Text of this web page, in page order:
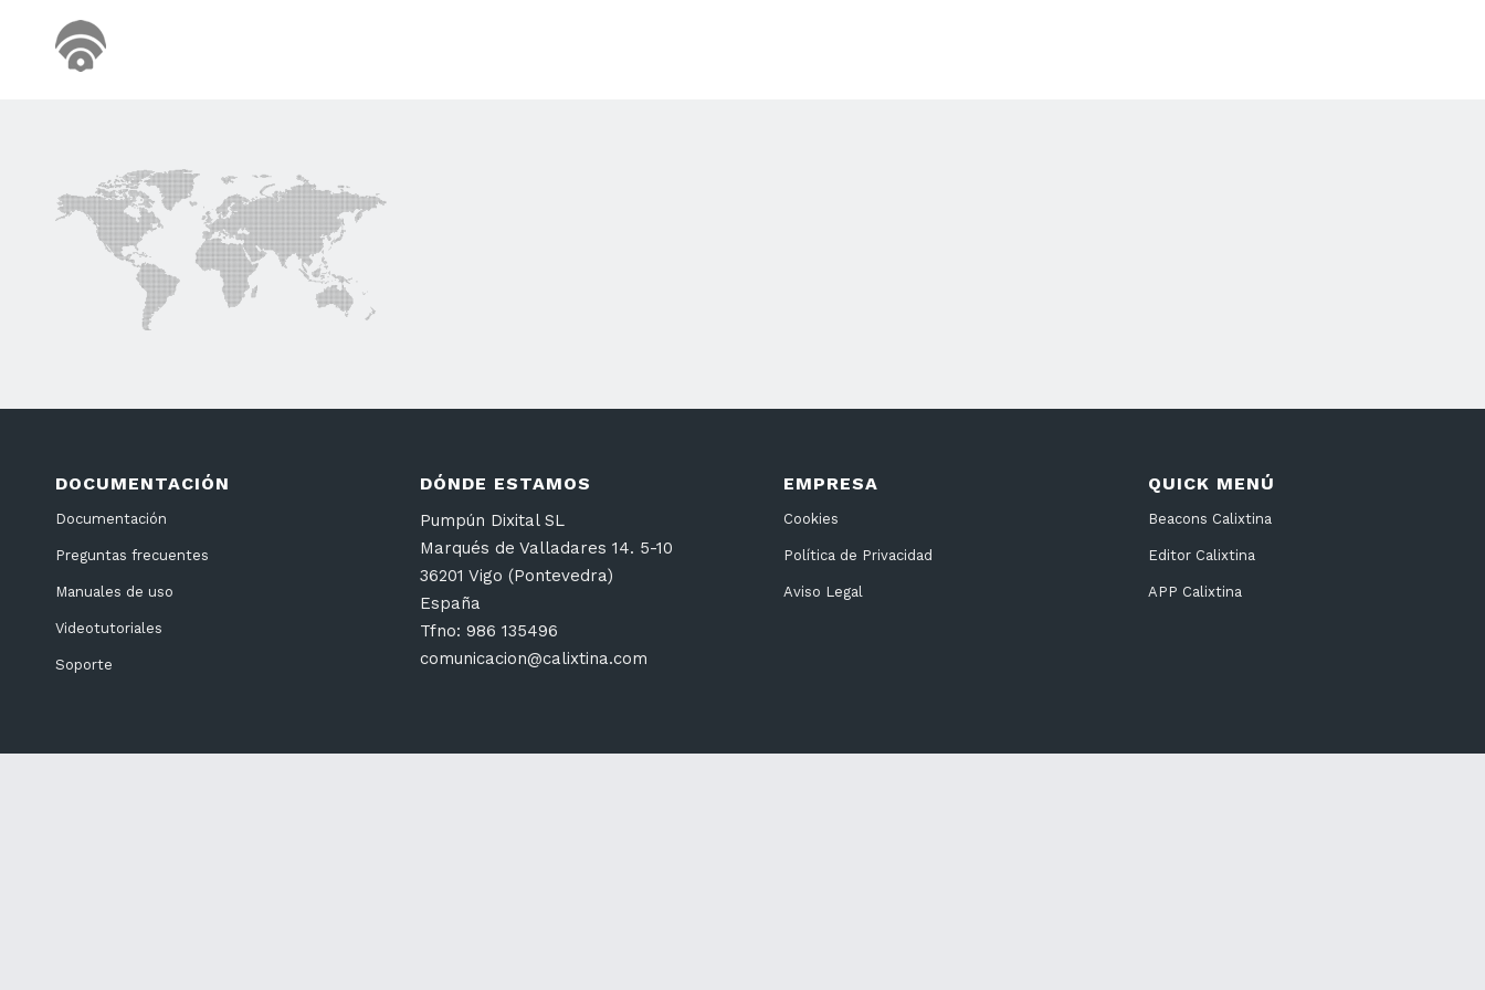
DOCUMENTACIÓN
Documentación
Preguntas frecuentes
Manuales de uso
Videotutoriales
Soporte
DÓNDE ESTAMOS
Pumpún Dixital SL
Marqués de Valladares 14. 5-10
36201 Vigo (Pontevedra)
España
Tfno: 986 135496
comunicacion@calixtina.com
EMPRESA
Cookies
Política de Privacidad
Aviso Legal
QUICK MENÚ
Beacons Calixtina
Editor Calixtina
APP Calixtina